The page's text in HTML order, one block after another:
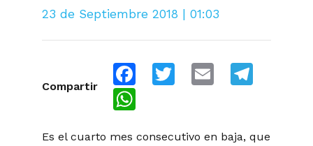
23 de Septiembre 2018 | 01:03
Compartir
FacebookTwitter Email
Es el cuarto mes consecutivo en baja, que